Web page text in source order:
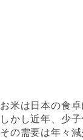
お米は日本の食
しかし近年、少
その需要は年々減